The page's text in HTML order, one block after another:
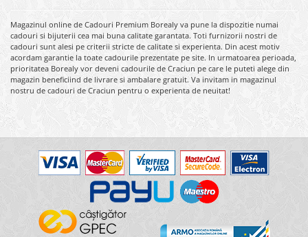
Magazinul online de Cadouri Premium Borealy va pune la dispozitie numai
cadouri si bijuterii cea mai buna calitate garantata. Toti furnizorii nostri de
cadouri sunt alesi pe criterii stricte de calitate si experienta. Din acest motiv
acordam garantie la toate cadourile prezentate pe site. In urmatoarea perioada,
prioritatea Borealy vor deveni cadourile de Craciun pe care le puteti alege din
magazin beneficiind de livrare si ambalare gratuit. Va invitam in magazinul
nostru de cadouri de Craciun pentru o experienta de neuitat!